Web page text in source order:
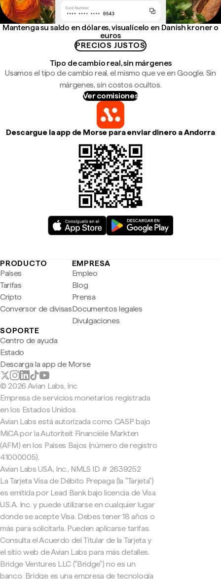
Mantenga su saldo en dólares, visualícelo en Danish kroner o
euros
PRECIOS JUSTOS
Tipo de cambio real, sin márgenes
Usamos el tipo de cambio real, el mismo que ve en Google. Sin
márgenes, sin costos ocultos.
Ver comisiones
Descargue la app de Morse para enviar dinero a Andorra
PRODUCTO
Países
Tarifas
Cripto
Conversor de divisas
EMPRESA
Empleo
Blog
Prensa
Documentos legales
Divulgaciones
SOPORTE
Centro de ayuda
Estado
Descarga la app de Morse
© 2026 Avian Labs, Inc
Empresa de servicios monetarios registrada
en los Estados Unidos
Avian Labs está autorizada como CASP bajo
MiCA por la Autoriteit Financiële Markten
(AFM) en los Países Bajos (número de registro
41000005).
Avian Labs USA, Inc., NMLS ID # 2639252
La Tarjeta Visa de Débito Prepaga (la "Tarjeta")
es emitida por Lead Bank bajo licencia de Visa
U.S.A. Inc. y puede utilizarse en cualquier lugar
donde se acepte Visa. Debes tener 18 años o
más para solicitarla. Pueden aplicarse tarifas.
Consulta el Acuerdo del Titular de la Tarjeta y
el sitio web de Avian Labs para más detalles.
Bridge Ventures LLC ("Bridge") no es un
banco. Bridge es una empresa de tecnología